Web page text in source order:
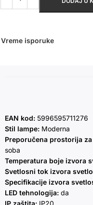
Vreme isporuke
EAN kod: 5996595711276
Stil lampe: Moderna
Preporučena prostorija
soba
Temperatura boje izvora
Svetlosni tok izvora
Specifikacije izvora
LED tehnologija: da